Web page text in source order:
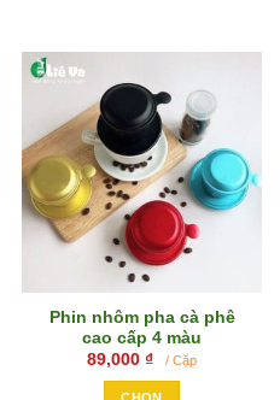
Phin nhôm pha cà phê
cao cấp 4 màu
89,000 ₫ / Cặp